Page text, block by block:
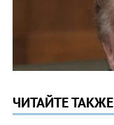
ЧИТАЙТЕ ТАКЖЕ